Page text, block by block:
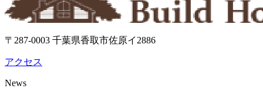
〒287-0003 千葉県香取市佐原イ2886
アクセス
News